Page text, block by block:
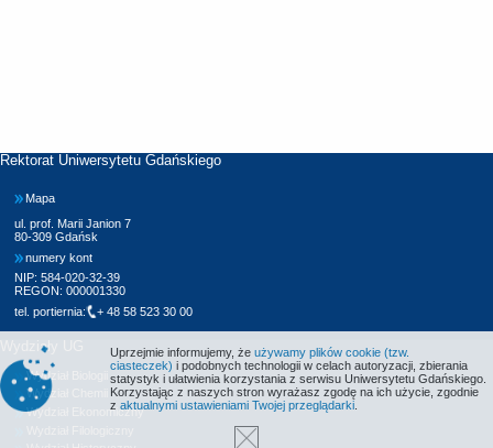
Rektorat Uniwersytetu Gdańskiego
Mapa
ul. prof. Marii Janion 7
80-309 Gdańsk
numery kont
NIP: 584-020-32-39
REGON: 000001330
tel. portiernia:
+ 48 58 523 30 00
Wydziały UG
Wydział Biologii
Wydział Chemii
Wydział Ekonomiczny
Uprzejmie informujemy, że używamy plików cookie (tzw.
ciasteczek) i podobnych technologii w celach autoryzacji, zbierania
statystyk i ułatwienia korzystania z serwisu Uniwersytetu Gdańskiego.
Korzystając z naszych stron wyrażasz zgodę na ich użycie, zgodnie
z aktualnymi ustawieniami Twojej przeglądarki